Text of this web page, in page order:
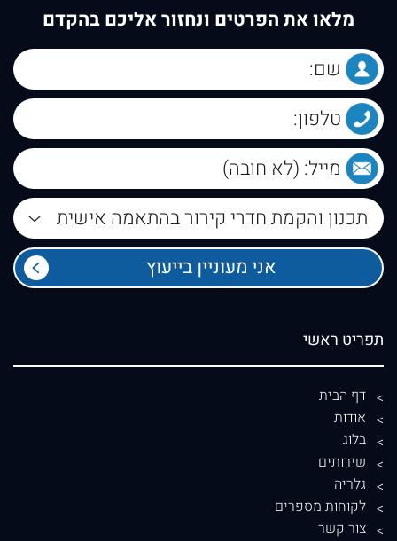
מלאו את הפרטים ונחזור אליכם בהקדם
תפריט ראשי
דף הבית
אודות
בלוג
שירותים
גלריה
לקוחות מספרים
צור קשר